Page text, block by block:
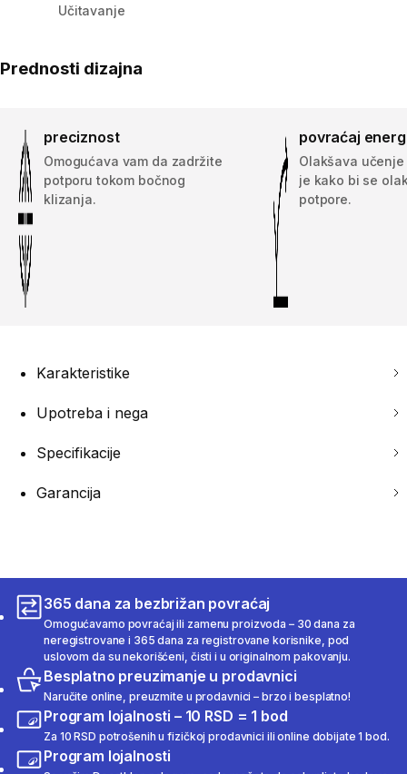
Učitavanje
Prednosti dizajna
preciznost
Omogućava vam da zadržite
potporu tokom bočnog
klizanja.
povraćaj
Olakšava
je kako bi se
potpore.
Karakteristike
Upotreba i nega
Specifikacije
Garancija
365 dana za bezbrižan povraćaj
Omogućavamo povraćaj ili zamenu proizvoda – 30 dana za
neregistrovane i 365 dana za registrovane korisnike, pod
uslovom da su nekorišćeni, čisti i u originalnom pakovanju.
Besplatno preuzimanje u prodavnici
Naručite online, preuzmite u prodavnici – brzo i besplatno!
Program lojalnosti – 10 RSD = 1 bod
Za 10 RSD potrošenih u fizičkoj prodavnici ili online dobijate 1 bod.
Program lojalnosti